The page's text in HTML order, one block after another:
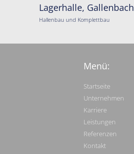
Lagerhalle, Gallenbach
Hallenbau und Komplettbau
Menü:
Startseite
Unternehmen
Karriere
Leistungen
Referenzen
Kontakt